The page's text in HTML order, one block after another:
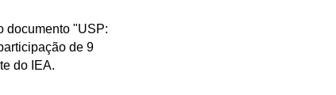
documento "USP:
de 9
do IEA.